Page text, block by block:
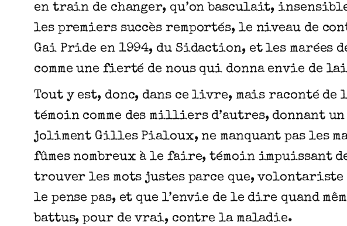
en train de changer, qu’on basculait,
les premiers succès remportés, le niveau de
Gai Pride en 1994, du Sidaction, et les marées
comme une fierté de nous qui donna envie de
Tout y est, donc, dans ce livre, mais raconté
témoin comme des milliers d’autres, donnant
joliment Gilles Pialoux, ne manquant pas les
fûmes nombreux à le faire, témoin impuissant
trouver les mots justes parce que, volontariste
le pense pas, et que l’envie de le dire quand
battus, pour de vrai, contre la maladie.